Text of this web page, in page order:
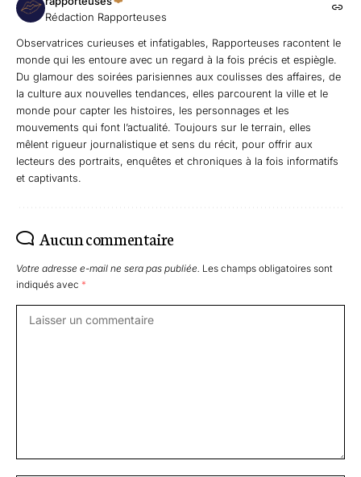
Rédaction Rapporteuses
Observatrices curieuses et infatigables, Rapporteuses racontent le
monde qui les entoure avec un regard à la fois précis et espiègle.
Du glamour des soirées parisiennes aux coulisses des affaires, de
la culture aux nouvelles tendances, elles parcourent la ville et le
monde pour capter les histoires, les personnages et les
mouvements qui font l’actualité. Toujours sur le terrain, elles
mêlent rigueur journalistique et sens du récit, pour offrir aux
lecteurs des portraits, enquêtes et chroniques à la fois informatifs
et captivants.
Aucun commentaire
Votre adresse e-mail ne sera pas publiée. Les champs obligatoires sont
indiqués avec *